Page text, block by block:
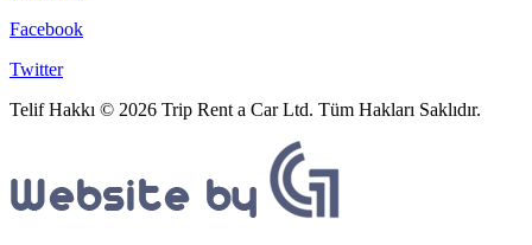
Facebook
Twitter
Telif Hakkı © 2026 Trip Rent a Car Ltd. Tüm Hakları Saklıdır.